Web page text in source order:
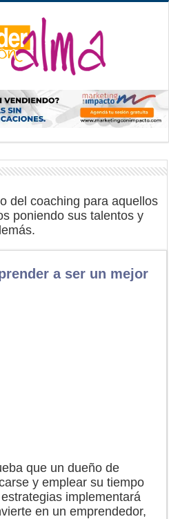
del coaching para aquellos
poniendo sus talentos y
a ser un mejor
que un dueño de
y emplear su tiempo
implementará
en un emprendedor,